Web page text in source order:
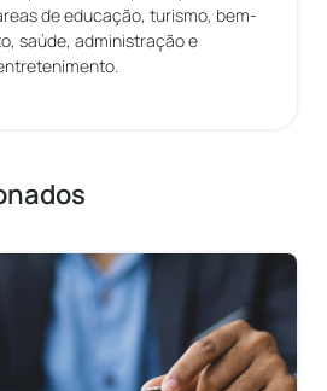
de educação, turismo, bem-
saúde, administração e